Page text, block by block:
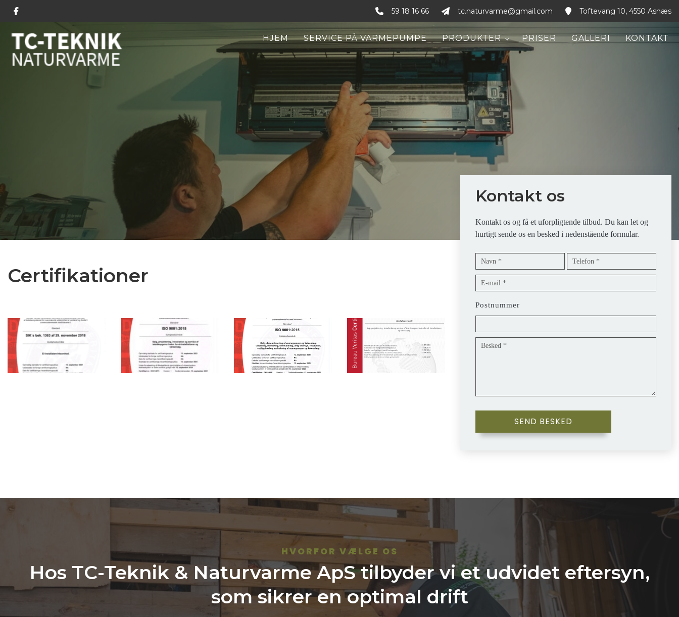
59 18 16 66 tc.naturvarme@gmail.com Toftevang 10, 4550 Asnæs
HJEM SERVICE PÅ VARMEPUMPE PRODUKTER PRISER GALLERI KONTAKT
Certifikationer
Kontakt os
Kontakt os og få et uforpligtende tilbud. Du kan let og
hurtigt sende os en besked i nedenstående formular.
Postnummer
HVORFOR VÆLGE OS
Hos TC-Teknik & Naturvarme ApS tilbyder vi et udvidet eftersyn,
som sikrer en optimal drift